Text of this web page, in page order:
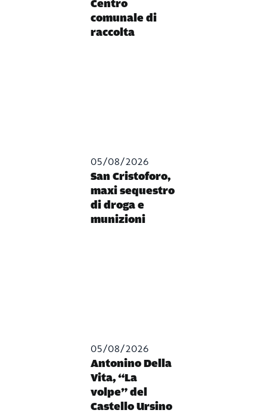
Centro
comunale di
raccolta
05/08/2026
San Cristoforo,
maxi sequestro
di droga e
munizioni
05/08/2026
Antonino Della
Vita, “La
volpe” del
Castello Ursino